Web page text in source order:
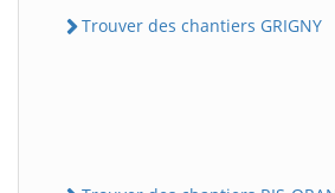
Trouver des chantiers GRIGNY